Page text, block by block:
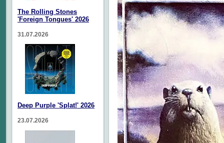
The Rolling Stones
'Foreign Tongues' 2026
31.07.2026
Deep Purple 'Splat!' 2026
23.07.2026